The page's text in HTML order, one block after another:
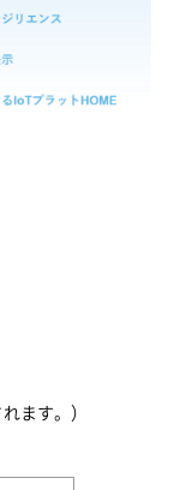
ます。）